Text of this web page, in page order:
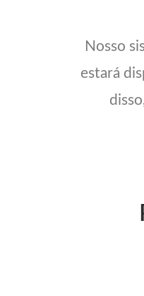
Nosso
estará